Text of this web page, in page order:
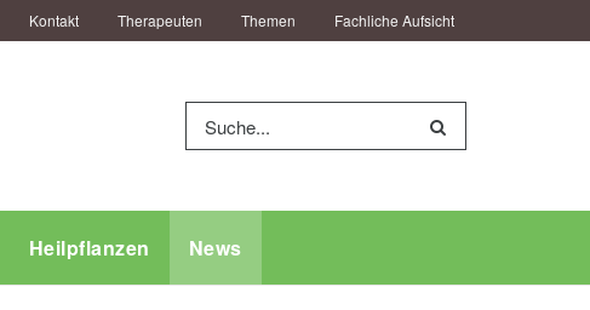
Kontakt Therapeuten Themen Fachliche Aufsicht
Heilpflanzen News